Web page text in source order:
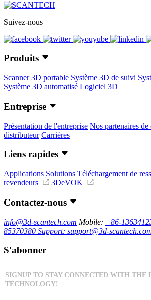
Suivez-nous
Produits
Scanner 3D portable Système 3D de suivi
Système 3D automatisé Logiciel 3D
Entreprise
Présentation de l'entreprise Nos partenaires
distributeur Carrières
Liens rapides
Applications Solutions Téléchargement de
revendeurs
3DeVOK
Contactez-nous
info@3d-scantech.com Mobile: +86-
85370380 Support: support@3d-
S'abonner